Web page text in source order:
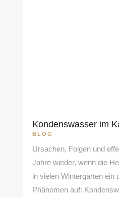
Kondenswasser im
BLOG
Ursachen, Folgen und
Jahre wieder, wenn die
in vielen Wintergärten ein
Phänomen auf: